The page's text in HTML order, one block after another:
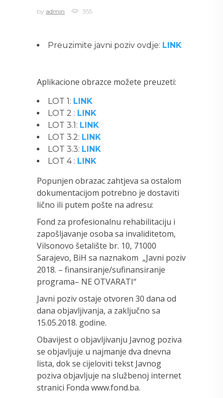
by admin 355
Preuzimite javni poziv ovdje: LINK
Aplikacione obrazce možete preuzeti:
LOT 1: LINK
LOT 2 : LINK
LOT 3.1: LINK
LOT 3.2: LINK
LOT 3.3: LINK
LOT 4 : LINK
Popunjen obrazac zahtjeva sa ostalom
dokumentacijom potrebno je dostaviti
lično ili putem pošte na adresu:
Fond za profesionalnu rehabilitaciju i
zapošljavanje osoba sa invaliditetom,
Vilsonovo šetalište br. 10, 71000
Sarajevo, BiH sa naznakom „Javni poziv
2018. – finansiranje/sufinansiranje
programa– NE OTVARATI“
Javni poziv ostaje otvoren 30 dana od
dana objavljivanja, a zaključno sa
15.05.2018. godine.
Obavijest o objavljivanju Javnog poziva
se objavljuje u najmanje dva dnevna
lista, dok se cijeloviti tekst Javnog
poziva objavljuje na službenoj internet
stranici Fonda www.fond.ba.